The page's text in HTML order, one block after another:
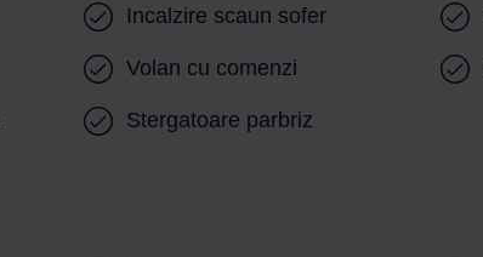
Incalzire scaun sofer
Volan cu comenzi
Stergatoare parbriz